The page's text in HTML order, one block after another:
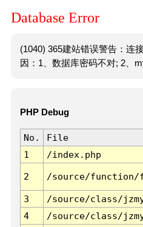
Database Error
(1040) 365建站错误警告：连
因：1、数据库密码不对; 2、
PHP Debug
No. File
1
/index.php
2 /source/function/
3 /source/class/
4
/source/class/